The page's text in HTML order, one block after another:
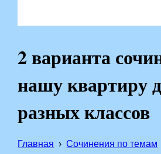
2 варианта
нашу квартиру
разных классов
Главная
Сочинения по темам